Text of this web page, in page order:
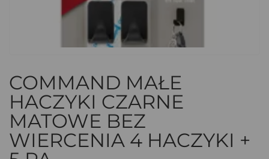
COMMAND MAŁE
HACZYKI CZARNE
MATOWE BEZ
WIERCENIA 4 HACZYKI +